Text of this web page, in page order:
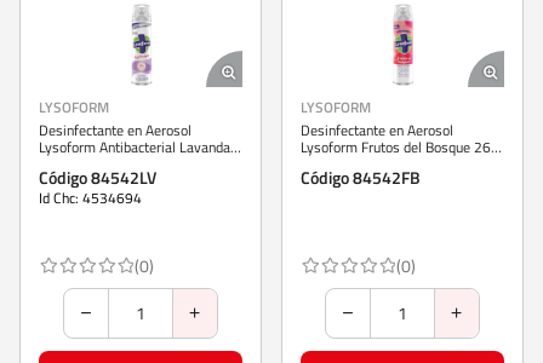
LYSOFORM
Desinfectante en Aerosol
Lysoform Antibacterial Lavanda
360 ml
Código 84542LV
Id Chc: 4534694
(0)
LYSOFORM
Desinfectante en Aerosol
Lysoform Frutos del Bosque 265
Código 84542FB
(0)